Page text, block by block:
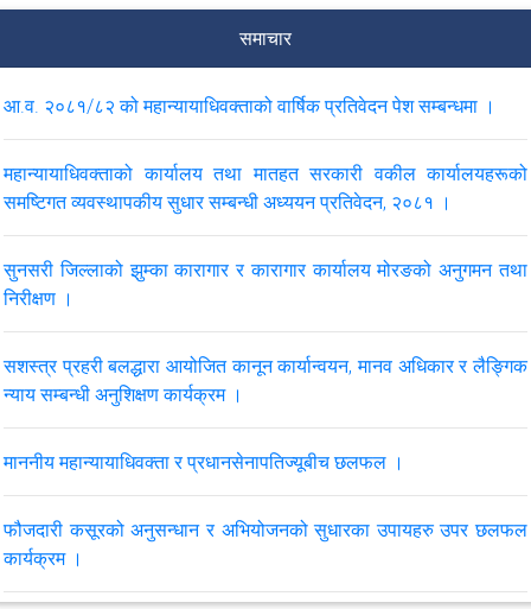
योजनाका प्रस्तावित क्रियाकलाप कार्यक्रम सम्बन्धी मनोनयन सम्बन्धमा ।
सरकारी वकीलहरूको प्रादेशिक कार्यशाला, २०८३ र चौथो पंचवर्षीय रणनीतिक
योजनाका प्रस्तावित क्रियाकलाप कार्यक्रम सम्बन्धी मनोनयन सम्बन्धमा ।
मिति २०८३।०२।१६ र १७ गते लुम्बिनी प्रदेशको बुटबलमा आयोजना हुने
सरकारी वकीलहरूको प्रादेशिक कार्यशाला, २०८३ र चौथो पंचवर्षीय रणनीतिक
योजनाका प्रस्तावित क्रियाकलाप कार्यक्रम सम्बन्धी मनोनयन सम्बन्धमा ।
समाचार
आ.व. २०८१/८२ को महान्यायाधिवक्ताको वार्षिक प्रतिवेदन पेश सम्बन्धमा ।
महान्यायाधिवक्ताको कार्यालय तथा मातहत सरकारी वकील कार्यालयहरूको
समष्टिगत व्यवस्थापकीय सुधार सम्बन्धी अध्ययन प्रतिवेदन, २०८१ ।
सुनसरी जिल्लाको झुम्का कारागार र कारागार कार्यालय मोरङको अनुगमन तथा
निरीक्षण ।
सशस्त्र प्रहरी बलद्धारा आयोजित कानून कार्यान्वयन, मानव अधिकार र लैङ्गिक
न्याय सम्बन्धी अनुशिक्षण कार्यक्रम ।
माननीय महान्यायाधिवक्ता र प्रधानसेनापतिज्यूबीच छलफल ।
फौजदारी कसूरको अनुसन्धान र अभियोजनको सुधारका उपायहरु उपर छलफल
कार्यक्रम ।